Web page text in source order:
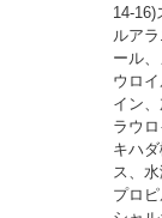
14-
ルア
ール
ウロ
イン
ラウ
キハ
ス、
プロ